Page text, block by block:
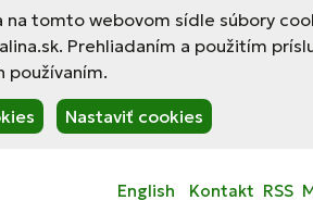
na tomto webovom sídle súbory
Prehliadaním a použitím
používaním.
Nastaviť cookies
English Kontakt RSS